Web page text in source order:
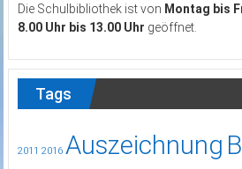
Die Schulbibliothek ist von Montag bis
8.00 Uhr bis 13.00 Uhr geöffnet.
Tags
2011 2016 Auszeichnung